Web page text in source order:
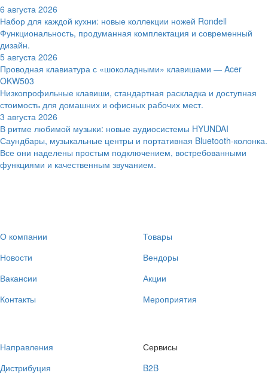
6 августа 2026
Набор для каждой кухни: новые коллекции ножей Rondell
Функциональность, продуманная комплектация и современный
дизайн.
5 августа 2026
Проводная клавиатура с «шоколадными» клавишами — Acer
OKW503
Низкопрофильные клавиши, стандартная раскладка и доступная
стоимость для домашних и офисных рабочих мест.
3 августа 2026
В ритме любимой музыки: новые аудиосистемы HYUNDAI
Саундбары, музыкальные центры и портативная Bluetooth-колонка.
Все они наделены простым подключением, востребованными
функциями и качественным звучанием.
О компании
Новости
Вакансии
Контакты
Товары
Вендоры
Акции
Мероприятия
Направления
Дистрибуция
Сервисы
B2B